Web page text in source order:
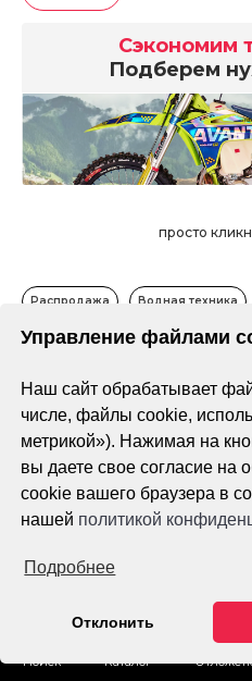
Управление файлами
Наш сайт обрабатывает
числе, файлы cookie,
метрикой»). Нажимая на
вы даете свое согласие на
cookie вашего браузера в
нашей политикой
Подробнее
Отклонить
Поиск Каталог
Сэкономим
Подберем
просто
Распродажа Водная техника
Квадроциклы Мопеды, скутеры
Только в наличии
Фильтр По